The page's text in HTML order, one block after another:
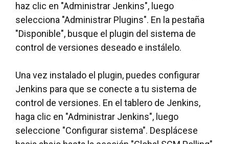
haz clic en "Administrar Jenkins", luego
selecciona "Administrar Plugins". En la pestaña
"Disponible", busque el plugin del sistema de
control de versiones deseado e instálelo.
Una vez instalado el plugin, puedes configurar
Jenkins para que se conecte a tu sistema de
control de versiones. En el tablero de Jenkins,
haga clic en "Administrar Jenkins", luego
seleccione "Configurar sistema". Desplácese